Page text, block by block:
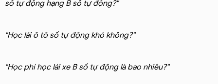
số tự động hạng B số tự động?"
"Học lái ô tô số tự động khó không?"
"Học phí học lái xe B số tự động là bao nhiêu?"